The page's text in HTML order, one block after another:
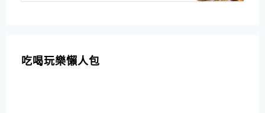
吃喝玩樂懶人包